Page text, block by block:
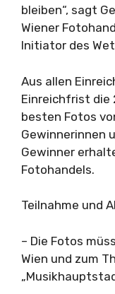
bleiben“, sagt
Wiener
Initiator des
Aus allen
Einreichfrist die
besten Fotos
Gewinnerinnen
Gewinner
Fotohandels.
Teilnahme und
– Die Fotos
Wien und zum